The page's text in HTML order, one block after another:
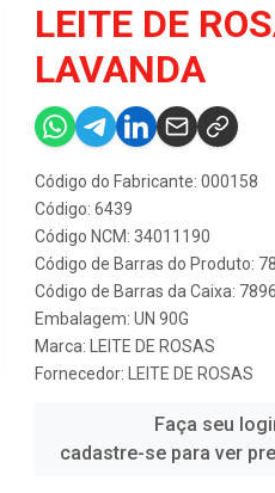
LEITE DE
LAVANDA
Código do Fabricante: 000158
Código: 6439
Código NCM: 34011190
Código de Barras do Produto:
Código de Barras da Caixa:
Embalagem: UN 90G
Marca:
LEITE DE ROSAS
Fornecedor:
LEITE DE ROSAS
Faça seu
cadastre-se para ver